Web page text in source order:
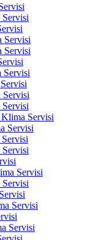
Servisi
Servisi
Servisi
Servisi
Servisi
Servisi
Servisi
Servisi